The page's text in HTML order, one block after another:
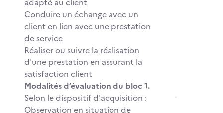
adapté au client
Conduire un échange avec un
client en lien avec une prestation
de service
Réaliser ou suivre la réalisation
d'une prestation en assurant la
satisfaction client
Modalités d’évaluation du bloc 1.
Selon le dispositif d'acquisition :
Observation en situation de
-